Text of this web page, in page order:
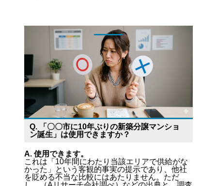
Q. 「〇〇市に10年ぶりの新築分譲マンショ
ン誕生」は使用できますか？
A. 使用できます。
これは「10年間にわたり当該エリアで供給がな
かった」という客観的事実の提示であり、他社
を貶める不当な比較にはあたりません。ただ